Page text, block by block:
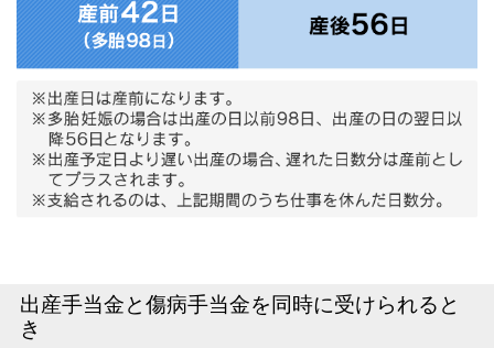
出産手当金と傷病手当金を同時に受けられると
き